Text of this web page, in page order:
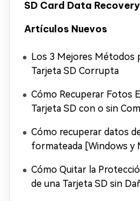
SD Card Data Recovery
Artículos Nuevos
Los 3 Mejores Métodos
Tarjeta SD Corrupta
Cómo Recuperar Fotos
Tarjeta SD con o sin
Cómo recuperar datos
formateada [Windows y
Cómo Quitar la
de una Tarjeta SD sin